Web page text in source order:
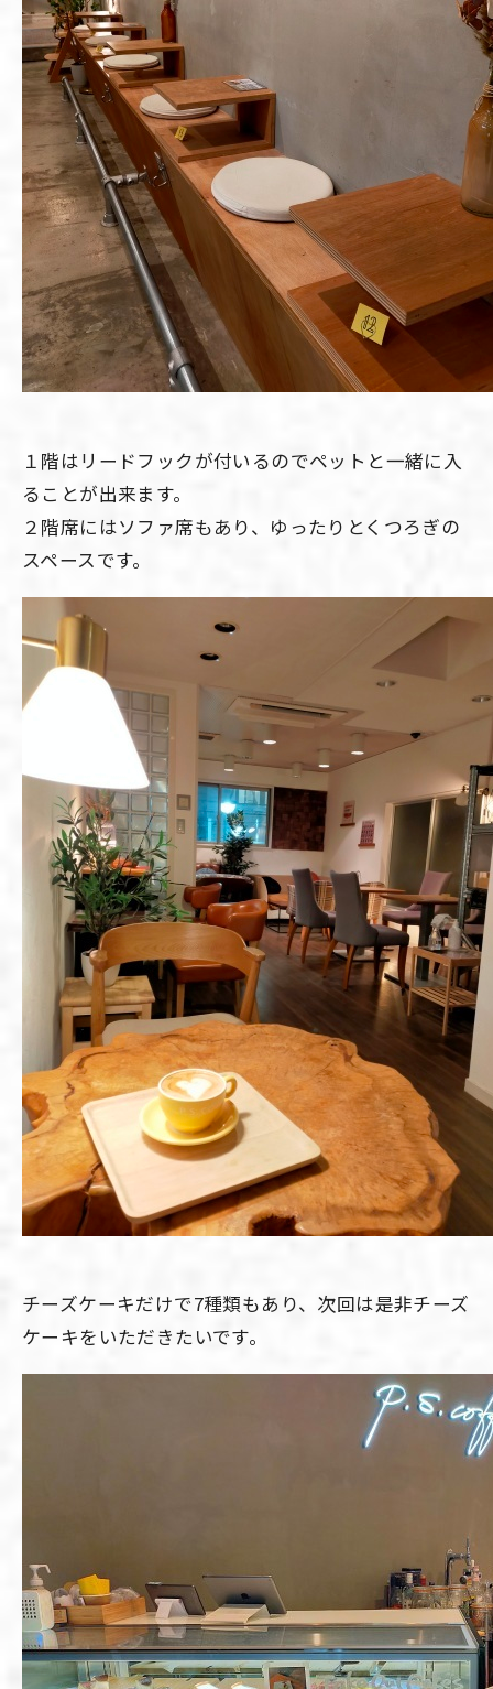
１階はリードフックが付いるのでペットと一緒に入
ることが出来ます。
２階席にはソファ席もあり、ゆったりとくつろぎの
スペースです。
チーズケーキだけで7種類もあり、次回は是非チーズ
ケーキをいただきたいです。